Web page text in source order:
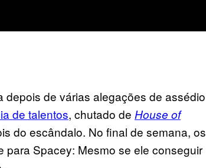
de várias alegações de assédio
de talentos, chutado de House of
do escândalo. No final de semana, os
Spacey: Mesmo se ele conseguir